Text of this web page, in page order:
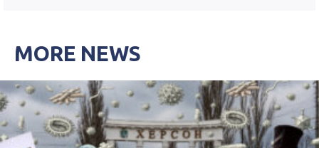
MORE NEWS